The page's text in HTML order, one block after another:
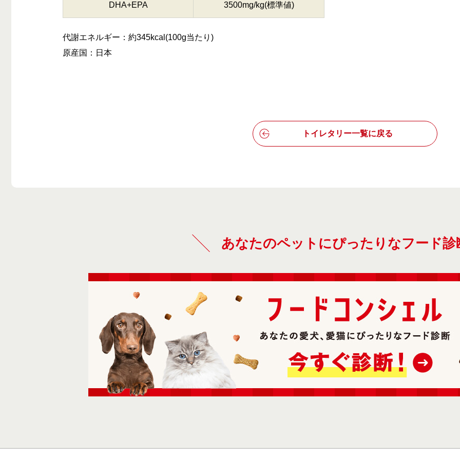
DHA+EPA 3500mg/kg(標準値)
代謝エネルギー：約345kcal(100g当たり)
原産国：日本
トイレタリー一覧に戻る
あなたのペットにぴったりなフード診